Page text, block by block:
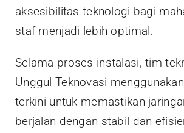
aksesibilitas teknologi bagi
staf menjadi lebih optimal.
Selama proses instalasi, tim
Unggul Teknovasi
terkini untuk memastikan
berjalan dengan stabil dan